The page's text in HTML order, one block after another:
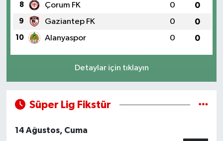
8 Çorum FK 0 0
9 Gaziantep FK 0 0
10 Alanyaspor 0 0
Detaylar için tıklayın
Süper Lig Fikstür
14 Ağustos, Cuma